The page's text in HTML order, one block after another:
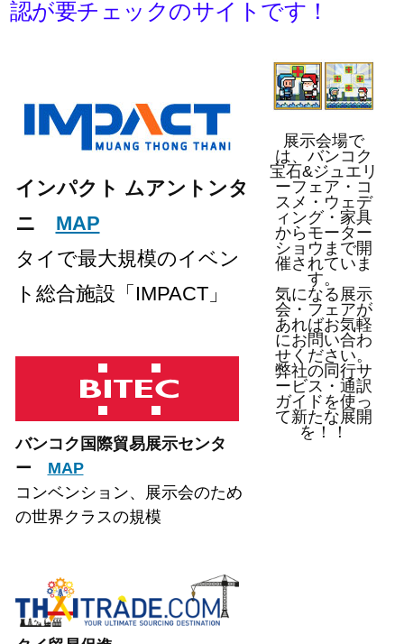
認が要チェックのサイトです！
インパクト ムアントンタ
ニ MAP
タイで最大規模のイベン
ト総合施設「IMPACT」
バンコク国際貿易展示センタ
ー
MAP
コンベンション、展示会のため
の世界クラスの規模
展示会場で
は、バンコク
宝石&ジュエリ
ーフェア・コ
スメ・ウェデ
ィング・家具
からモーター
ショウまで開
催されていま
す。
気になる展示
会・フェアが
あればお気軽
にお問い合わ
せください。
弊社の同行サ
ービス・通訳
ガイドを使っ
て新たな展開
を！！